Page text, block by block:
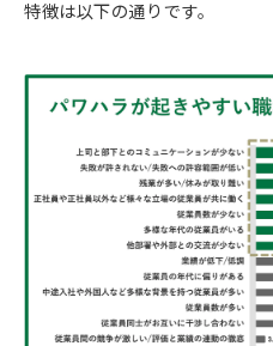
特徴は以下の通りです。